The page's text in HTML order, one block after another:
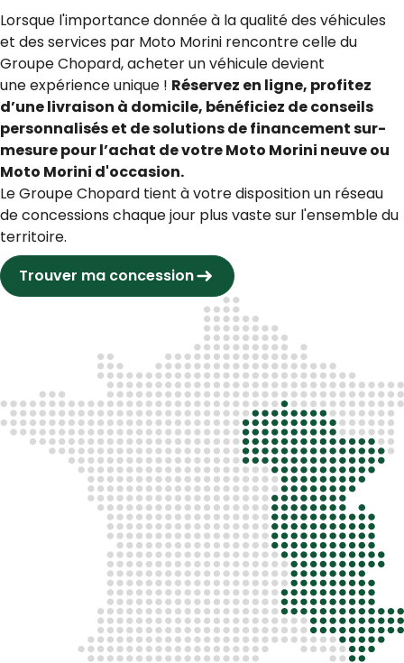
Lorsque l'importance donnée à la qualité des véhicules
et des services par Moto Morini rencontre celle du
Groupe Chopard, acheter un véhicule devient
une expérience unique ! Réservez en ligne, profitez
d’une livraison à domicile, bénéficiez de conseils
personnalisés et de solutions de financement sur-
mesure pour l’achat de votre Moto Morini neuve ou
Moto Morini d'occasion.
Le Groupe Chopard tient à votre disposition un réseau
de concessions chaque jour plus vaste sur l'ensemble du
territoire.
Trouver ma concession